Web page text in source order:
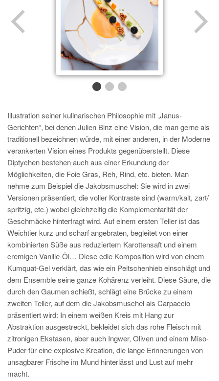
Illustration seiner kulinarischen Philosophie mit „Janus-
Gerichten“, bei denen Julien Binz eine Vision, die man gerne als
traditionell bezeichnen würde, mit einer anderen, in der Moderne
verankerten Vision eines Produkts gegenüberstellt. Diese
Diptychen bestehen auch aus einer Erkundung der
Möglichkeiten, die Foie Gras, Reh, Rind, etc. bieten. Man
nehme zum Beispiel die Jakobsmuschel: Sie wird in zwei
Versionen präsentiert, die voller Kontraste sind (warm/kalt, zart/
spritzig, etc.) wobei gleichzeitig die Komplementarität der
Geschmäcke hinterfragt wird. Auf einem ersten Teller ist das
Weichtier kurz und scharf angebraten, begleitet von einer
kombinierten Süße aus reduziertem Karottensaft und einem
cremigen Vanille-Öl… Diese edle Komposition wird von einem
Kumquat-Gel verklärt, das wie ein Peitschenhieb einschlägt und
dem Ensemble seine ganze Kohärenz verleiht. Diese Säure, die
durch den Gaumen schießt, schlägt eine Brücke zu einem
zweiten Teller, auf dem die Jakobsmuschel als Carpaccio
präsentiert wird: In einem weißen Kreis mit Hang zur
Abstraktion ausgestreckt, bekleidet sich das rohe Fleisch mit
zitronigen Ekstasen, aber auch Ingwer, Oliven und einem Miso-
Puder für eine explosive Kreation, die lange Erinnerungen von
unsagbarer Frische im Mund hinterlässt und Lust auf mehr
macht.